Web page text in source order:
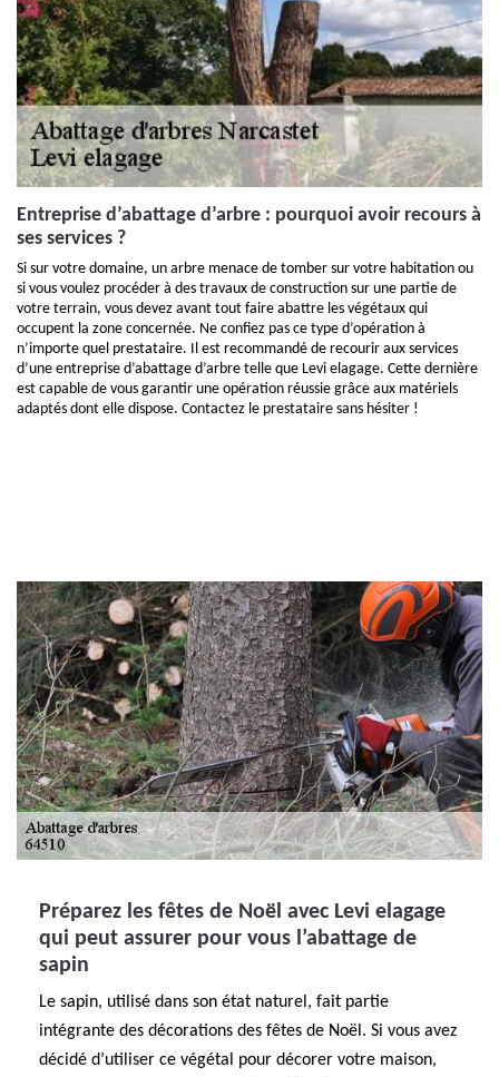
Entreprise d’abattage d’arbre : pourquoi avoir recours à
ses services ?
Si sur votre domaine, un arbre menace de tomber sur votre habitation ou
si vous voulez procéder à des travaux de construction sur une partie de
votre terrain, vous devez avant tout faire abattre les végétaux qui
occupent la zone concernée. Ne confiez pas ce type d’opération à
n’importe quel prestataire. Il est recommandé de recourir aux services
d’une entreprise d’abattage d’arbre telle que Levi elagage. Cette dernière
est capable de vous garantir une opération réussie grâce aux matériels
adaptés dont elle dispose. Contactez le prestataire sans hésiter !
Préparez les fêtes de Noël avec Levi elagage
qui peut assurer pour vous l’abattage de
sapin
Le sapin, utilisé dans son état naturel, fait partie
intégrante des décorations des fêtes de Noël. Si vous avez
décidé d’utiliser ce végétal pour décorer votre maison,